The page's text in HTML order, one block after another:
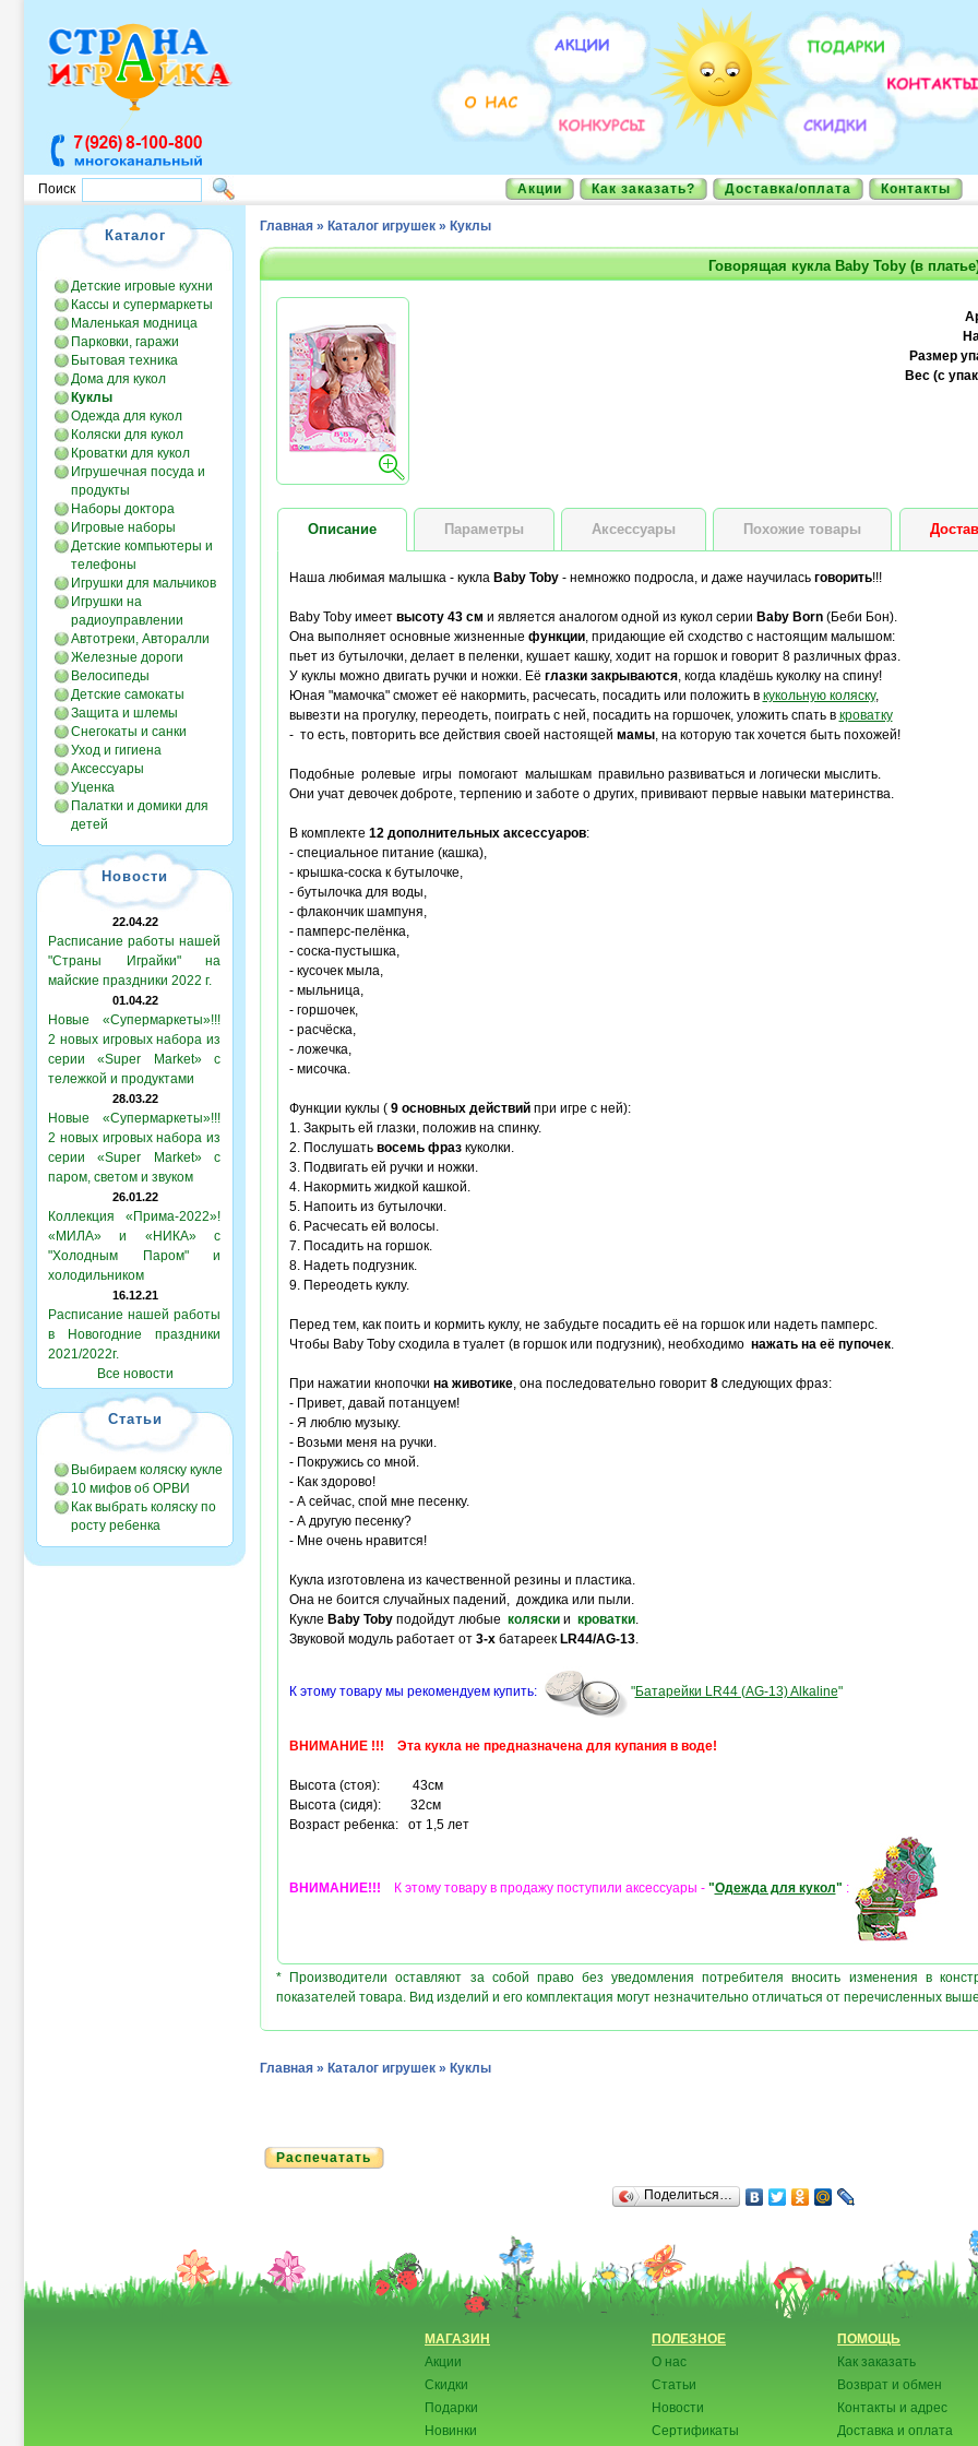
Поиск Акции Как заказать? Доставка/оплата Контакты
Каталог
Детские игровые кухни
Кассы и супермаркеты
Маленькая модница
Парковки, гаражи
Бытовая техника
Дома для кукол
Куклы
Одежда для кукол
Коляски для кукол
Кроватки для кукол
Игрушечная посуда и
продукты
Наборы доктора
Игровые наборы
Детские компьютеры и
телефоны
Игрушки для мальчиков
Игрушки на
радиоуправлении
Автотреки, Авторалли
Железные дороги
Велосипеды
Детские самокаты
Защита и шлемы
Снегокаты и санки
Уход и гигиена
Аксессуары
Уценка
Палатки и домики для
детей
Новости
22.04.22
Расписание работы нашей
"Страны Играйки" на
майские праздники 2022 г.
01.04.22
Новые «Супермаркеты»!!!
2 новых игровых набора из
серии «Super Market» с
тележкой и продуктами
28.03.22
Новые «Супермаркеты»!!!
2 новых игровых набора из
серии «Super Market» с
паром, светом и звуком
26.01.22
Коллекция «Прима-2022»!
«МИЛА» и «НИКА» с
"Холодным Паром" и
холодильником
16.12.21
Расписание нашей работы
в Новогодние праздники
2021/2022г.
Все новости
Статьи
Выбираем коляску кукле
10 мифов об ОРВИ
Как выбрать коляску по
росту ребенка
Главная » Каталог игрушек » Куклы
Говорящая кукла Baby Toby (в
Размер
Вес (с
Описание Параметры Аксессуары Похожие товары
Наша любимая малышка - кукла Baby Toby- немножко подросла, и даже научилась говорить!!!
Baby Toby имеет высоту 43 см и является аналогом одной из кукол серии Baby Born(Беби Бон).
Она выполняет основные жизненные функции, придающие ей сходство с настоящим малышом:
пьет из бутылочки, делает в пеленки, кушает кашку, ходит на горшок и говорит 8 различных фраз.
У куклы можно двигать ручки и ножки. Её глазки закрываются, когда кладёшь куколку на спину!
Юная "мамочка" сможет её накормить, расчесать, посадить или положить в кукольную коляску,
вывезти на прогулку, переодеть, поиграть с ней, посадить на горшочек, уложить спать в кроватку
- то есть, повторить все действия своей настоящей мамы, на которую так хочется быть похожей!
Подобные ролевые игры помогают малышкам правильно развиваться и логически мыслить.
Они учат девочек доброте, терпению и заботе о других, прививают первые навыки материнства.
В комплекте 12 дополнительных аксессуаров:
- специальное питание (кашка),
- крышка-соска к бутылочке,
- бутылочка для воды,
- флакончик шампуня,
- памперс-пелёнка,
- соска-пустышка,
- кусочек мыла,
- мыльница,
- горшочек,
- расчёска,
- ложечка,
- мисочка.
Функции куклы ( 9 основных действийпри игре с ней):
1. Закрыть ей глазки, положив на спинку.
2. Послушать восемь фразкуколки.
3. Подвигать ей ручки и ножки.
4. Накормить жидкой кашкой.
5. Напоить из бутылочки.
6. Расчесать ей волосы.
7. Посадить на горшок.
8. Надеть подгузник.
9. Переодеть куклу.
Перед тем, как поить и кормить куклу, не забудьте посадить её на горшок или надеть памперс.
Чтобы Baby Toby сходила в туалет (в горшок или подгузник), необходимо нажать на её пупочек.
При нажатии кнопочки на животике, она последовательно говорит 8 следующих фраз:
- Привет, давай потанцуем!
- Я люблю музыку.
- Возьми меня на ручки.
- Покружись со мной.
- Как здорово!
- А сейчас, спой мне песенку.
- А другую песенку?
- Мне очень нравится!
Кукла изготовлена из качественной резины и пластика.
Она не боится случайных падений, дождика или пыли.
Кукле Baby Tobyподойдут любые коляскии кроватки.
Звуковой модуль работает от 3-хбатареек LR44/AG-13.
К этому товару мы рекомендуем купить: "Батарейки LR44 (AG-13) Alkaline"
ВНИМАНИЕ !!! Эта кукла не предназначена для купания в воде!
Высота (стоя): 43см
Высота (сидя): 32см
Возраст ребенка: от 1,5 лет
ВНИМАНИЕ!!! К этому товару в продажу поступили аксессуары - "Одежда для кукол" :
* Производители оставляют за собой право без уведомления потребителя вносить изменения в
показателей товара. Вид изделий и его комплектация могут незначительно отличаться от перечисленных
Главная » Каталог игрушек » Куклы
Распечатать
Поделиться…
МАГАЗИН
Акции
Скидки
Подарки
Новинки
ПОЛЕЗНОЕ
О нас
Статьи
Новости
Сертификаты
ПОМОЩЬ
Как заказать
Возврат и обмен
Контакты и адрес
Доставка и оплата